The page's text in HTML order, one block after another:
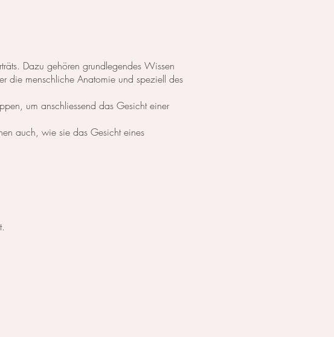
Dazu gehören grundlegendes Wissen
die menschliche Anatomie und speziell des
um anschliessend das Gesicht einer
auch, wie sie das Gesicht eines